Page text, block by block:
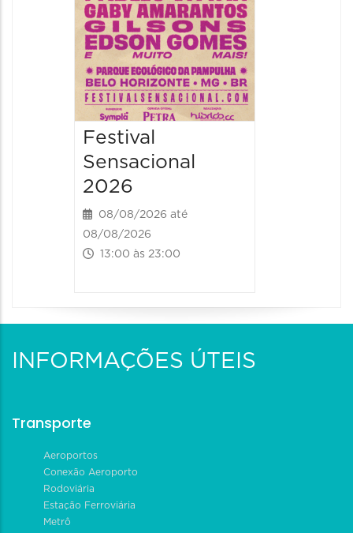
Festival
Sensacional
2026
08/08/2026 até
08/08/2026
13:00 às 23:00
INFORMAÇÕES ÚTEIS
Transporte
Aeroportos
Conexão Aeroporto
Rodoviária
Estação Ferroviária
Metrô